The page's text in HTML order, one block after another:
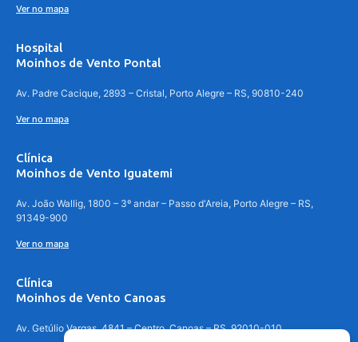
Ver no mapa
Hospital
Moinhos de Vento Pontal
Av. Padre Cacique, 2893 – Cristal, Porto Alegre – RS, 90810-240
Ver no mapa
Clínica
Moinhos de Vento Iguatemi
Av. João Wallig, 1800 – 3º andar – Passo d'Areia, Porto Alegre – RS,
91349-900
Ver no mapa
Clínica
Moinhos de Vento Canoas
Av. Getúlio Vargas, 4841 – Centro, Canoas – RS, 92010-010